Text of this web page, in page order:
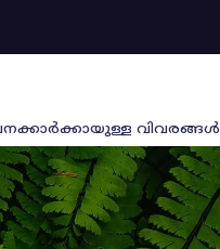
വിവരങ്ങള്‍